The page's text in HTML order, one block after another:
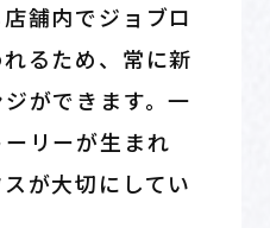
舗内でジョブロ
るため、常に新
ができます。一
リーが生まれ
が大切にしてい